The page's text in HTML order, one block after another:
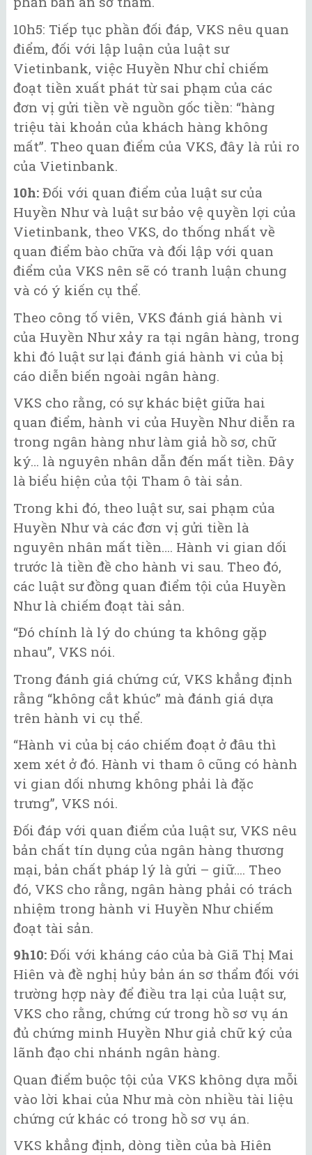
10h5: Tiếp tục phần đối đáp, VKS nêu quan
điểm, đối với lập luận của luật sư
Vietinbank, việc Huyền Như chỉ chiếm
đoạt tiền xuất phát từ sai phạm của các
đơn vị gửi tiền về nguồn gốc tiền: “hàng
triệu tài khoản của khách hàng không
mất”. Theo quan điểm của VKS, đây là rủi ro
của Vietinbank.
10h: Đối với quan điểm của luật sư của
Huyền Như và luật sư bảo vệ quyền lợi của
Vietinbank, theo VKS, do thống nhất về
quan điểm bào chữa và đối lập với quan
điểm của VKS nên sẽ có tranh luận chung
và có ý kiến cụ thể.
Theo công tố viên, VKS đánh giá hành vi
của Huyền Như xảy ra tại ngân hàng, trong
khi đó luật sư lại đánh giá hành vi của bị
cáo diễn biến ngoài ngân hàng.
VKS cho rằng, có sự khác biệt giữa hai
quan điểm, hành vi của Huyền Như diễn ra
trong ngân hàng như làm giả hồ sơ, chữ
ký… là nguyên nhân dẫn đến mất tiền. Đây
là biểu hiện của tội Tham ô tài sản.
Trong khi đó, theo luật sư, sai phạm của
Huyền Như và các đơn vị gửi tiền là
nguyên nhân mất tiền…. Hành vi gian dối
trước là tiền đề cho hành vi sau. Theo đó,
các luật sư đồng quan điểm tội của Huyền
Như là chiếm đoạt tài sản.
“Đó chính là lý do chúng ta không gặp
nhau”, VKS nói.
Trong đánh giá chứng cứ, VKS khẳng định
rằng “không cắt khúc” mà đánh giá dựa
trên hành vi cụ thể.
“Hành vi của bị cáo chiếm đoạt ở đâu thì
xem xét ở đó. Hành vi tham ô cũng có hành
vi gian dối nhưng không phải là đặc
trưng”, VKS nói.
Đối đáp với quan điểm của luật sư, VKS nêu
bản chất tín dụng của ngân hàng thương
mại, bản chất pháp lý là gửi – giữ…. Theo
đó, VKS cho rằng, ngân hàng phải có trách
nhiệm trong hành vi Huyền Như chiếm
đoạt tài sản.
9h10: Đối với kháng cáo của bà Giã Thị Mai
Hiên và đề nghị hủy bản án sơ thẩm đối với
trường hợp này để điều tra lại của luật sư,
VKS cho rằng, chứng cứ trong hồ sơ vụ án
đủ chứng minh Huyền Như giả chữ ký của
lãnh đạo chi nhánh ngân hàng.
Quan điểm buộc tội của VKS không dựa mỗi
vào lời khai của Như mà còn nhiều tài liệu
chứng cứ khác có trong hồ sơ vụ án.
VKS khẳng định, dòng tiền của bà Hiên